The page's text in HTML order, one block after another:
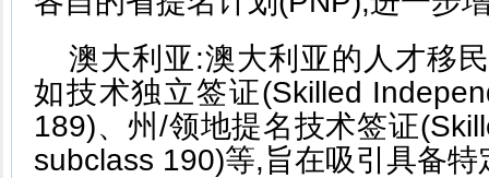
澳大利亚:澳大利亚的人才移
如技术独立签证(Skilled
189)、州/领地提名技术签证
subclass 190)等,旨在吸引具备